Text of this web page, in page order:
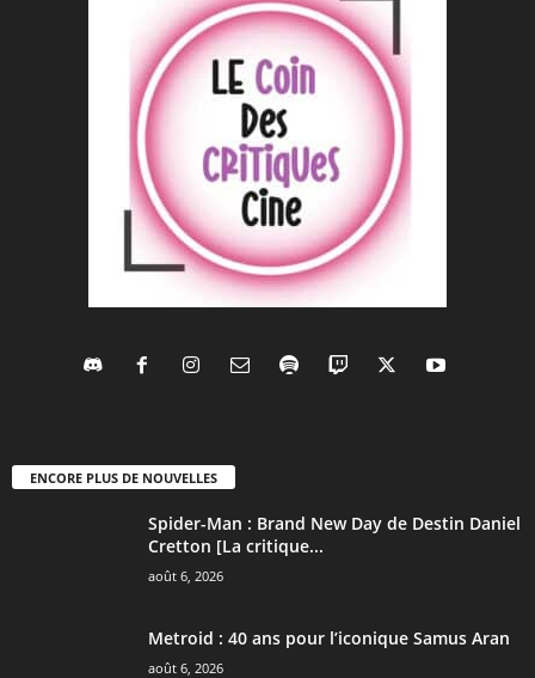
ENCORE PLUS DE NOUVELLES
Spider-Man : Brand New Day de Destin Daniel
Cretton [La critique...
août 6, 2026
Metroid : 40 ans pour l’iconique Samus Aran
août 6, 2026